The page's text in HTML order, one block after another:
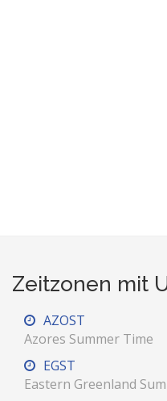
Zeitzonen mit
AZOST
Azores Summer Time
EGST
Eastern Greenland